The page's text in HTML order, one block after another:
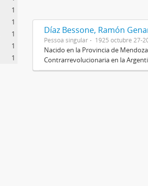
1
1
1
1
1
Díaz Bessone, Ramón
Pessoa singular 1925 octubre 27-
Nacido en la Provincia de
Contrarrevolucionaria en la